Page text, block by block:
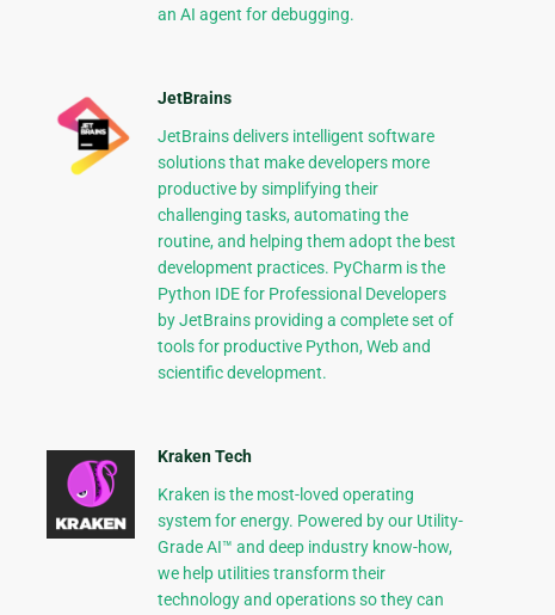
an AI agent for debugging.
JetBrains
JetBrains delivers intelligent software
solutions that make developers more
productive by simplifying their
challenging tasks, automating the
routine, and helping them adopt the best
development practices. PyCharm is the
Python IDE for Professional Developers
by JetBrains providing a complete set of
tools for productive Python, Web and
scientific development.
Kraken Tech
Kraken is the most-loved operating
system for energy. Powered by our Utility-
Grade AI™ and deep industry know-how,
we help utilities transform their
technology and operations so they can